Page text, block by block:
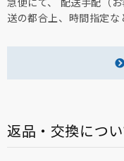
送の都合上、時間指定な
返品・交換につ